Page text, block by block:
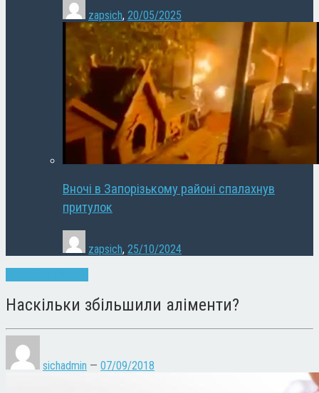
zapsich, 20/05/2025
Вночі в Запорізькому районі спалахнув
притулок
zapsich, 25/10/2024
Наскільки збільшили аліменти?
sichadmin — 07/09/2018